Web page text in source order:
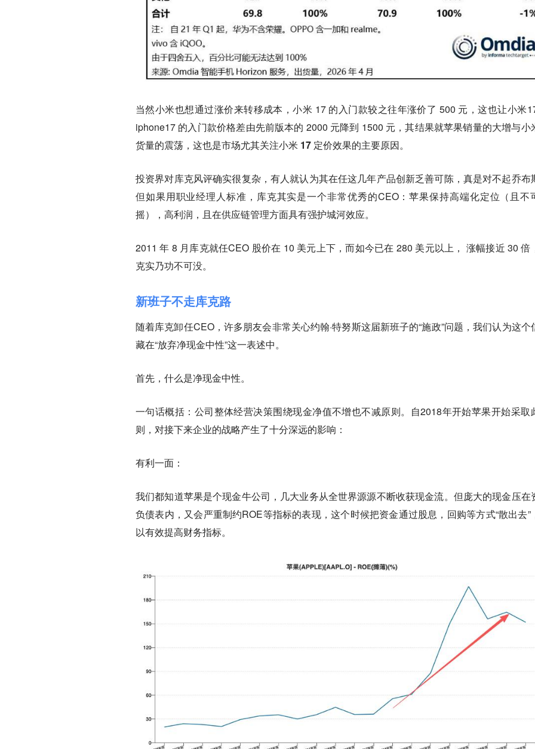
当然小米也想通过涨价来转移成本，小米 17 的入门款较之往年涨价了 500 元，这也让小米
iphone17 的入门款价格差由先前版本的 2000 元降到 1500 元，其结果就苹果销量的大增与小
货量的震荡，这也是市场尤其关注小米 17 定价效果的主要原因。
投资界对库克风评确实很复杂，有人就认为其在任这几年产品创新乏善可陈，真是对不起乔布
但如果用职业经理人标准，库克其实是一个非常优秀的CEO：苹果保持高端化定位（且不
摇），高利润，且在供应链管理方面具有强护城河效应。
2011 年 8 月库克就任CEO 股价在 10 美元上下，而如今已在 280 美元以上， 涨幅接近 30 倍
克实乃功不可没。
新班子不走库克路
随着库克卸任CEO，许多朋友会非常关心约翰·特努斯这届新班子的“施政”问题，我们认为这个
藏在“放弃净现金中性”这一表述中。
首先，什么是净现金中性。
一句话概括：公司整体经营决策围绕现金净值不增也不减原则。自2018年开始苹果开始采取
则，对接下来企业的战略产生了十分深远的影响：
有利一面：
我们都知道苹果是个现金牛公司，几大业务从全世界源源不断收获现金流。但庞大的现金压在
负债表内，又会严重制约ROE等指标的表现，这个时候把资金通过股息，回购等方式“散出去”
以有效提高财务指标。